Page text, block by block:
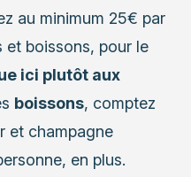
au minimum 25€ par
et boissons, pour le
ici plutôt aux
boissons, comptez
et champagne
en plus.